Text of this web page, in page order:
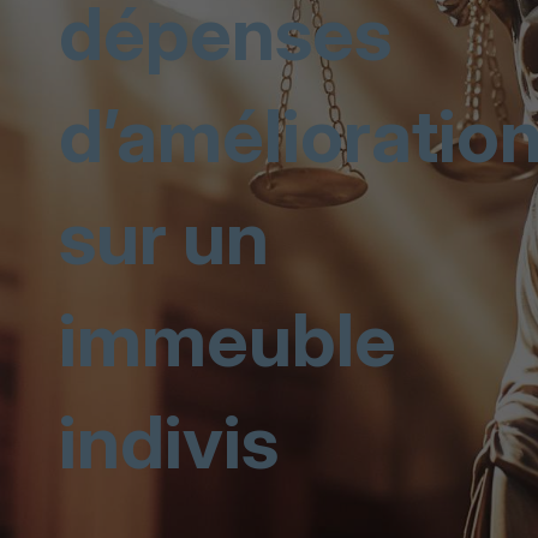
dépenses
sur un
immeuble
indivis